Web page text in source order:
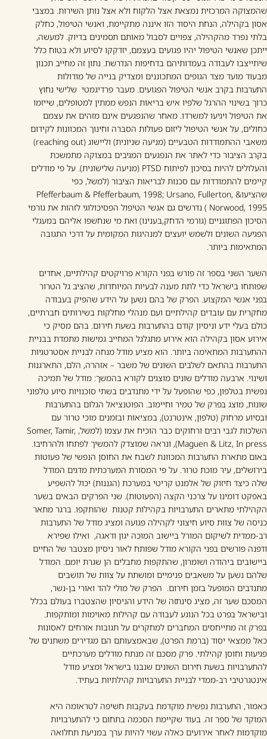
שהמצוקה המרכזית נמצאת אצל הלקוח ולא אצל נותן השירות. במצבי
אסון בקהילה, הנחת היסוד הזו איננה מתקיימת, ואנשי הטיפול, כחלק
בלתי נפרד מהקהילה, צפויים לסבול מאותם תסמינים בדיוק. למעשה,
ייתכן שאנשי הטיפול יהיו פגועים בעצמם, יזדקקו לסיוע ולא בטוח כלל
שיתייצבו לעבודה בעמדותיהם בדחיפות הנדרשת. נתון זה מחייב תכנון
מבעוד מועד מצד הגופים המתכוננים ומצדיק בנייה של מודולות
התערבות בקרב אנשי הטיפול הפגועים. מעבר פרדיגמטי שלישי נחוץ
כרוך בשינוי ההרגל שלפיו איש בריאות הנפש ממתין למטופלים, שייזמו
את הטיפול ויגיעו למשרדו. מאחר שהנפגעים אינם מזהים את עצמם
כחולים, על אנשי הטיפול ליזום פעולות הסברה וחינוך המכוונות לקידום
משאבי ההתמודדות הטבעיים (מניעה שניונית) וליישוג (reaching out)
בקרב הציבור כדי לאתר את הנפגעים המגיבים במצוקה מתמשכת
והעלולים להיות בסיכון לפיתוח PTSD (מניעה שלישונית). על פי מודלים
קיימים להתמודדות עם סכנות לבריאות הציבור (למשל, כפי
שהציעוPfefferbaum & Pfefferbaum, 1998; Ursano, Fullerton, &
Norwood, 1995 ) נדרשים גם אנשי הטיפול הפסיכולוגי לזהות את גורמי
הסיכון הפתוגניים (גורמי הדחק,בענינו) ואת מי שנחשפו אליהם במעגלי
הפגיעה השונים ולשמש יועצים למנהיגות המקומית על דרכי התגובה
המתאימות ביותר.
השער השני בספר זה פורש בפני הקורא פרויקטים קהילתיים, אחדים
שפותחו בישראל כדי לתת מענה לבעיות המיוחדות, שהציב גל הטרור
בפני אנשי המקצוע. הפרק של בהם נשען על הידע שהפיק בעבודה
מחקרית עם עובדים קהילתיים ועם מנהלי מחלקות בשירותים חברתיים,
כולם בעלי ידע וניסיון קודם בהתערבות בשעת חירום. בהם מסיק כי
אירוע אסון בקהילה הוא אירוע מתגלגל המחייב גמישות מתמדת בבניית
ההתערבות המתאימה ביותר. הוא מציע מודל מנחה לבניית אסטרטגיות
התערבות בהתאם לשלבים השונים של משבר – אזהרה, הלם, התארגנות
ושינוי. ארבעה מודלים שונים מוצגים לקורא בהמשך: מודל של תמיכה
נפשית בטלפון, כפי שהופעל על ידי מתנדבים בשתי סוכנויות סיוע טלפוני
שונות, מוצג בפרק של טמיר וחיימוב. הפוטנציאל הגלום בהתערבות
ובסיוע מרחוק (טלפון, אינטרנט), במציאות ובזמנים מוכי טרור עם
השלכות לגבי רבים ורחוקים כבר הוכיח את עצמו (למשל, Somer, Tamir,
Maguen & Litz, In press), ונראה שמוצדק להמשיך לפתחו ולהרחיבו.
באום מתארת התערבות המכוונת לשבח את החוסן הנפשי של פעוטות
בירושלים, עיר מוכת טרור. על פי המסורת המערכתית מדגים המודל
שלה כיצד חיזוק של אלמנט קריטי במערכת (הגננות) יכול להשפיע
באפקט דומינו על צרכני הקצה (הפעוטות). שני הפרקים הבאים בשער
הקהילתי מתארים התערבויות בקהילות קטנות שהותקפו. ברגר מתאר
כניסה של צוות סיוע חיצוני לקהילה פגועה ומציג מודל של התערבות
רב-ממדית לשיקום המורל ביישוב המוכה יגון ודאגה, ואילו שפירא
ודפנה פורשים בפני הקורא מודל שפותח לאור ניסיון מצטבר של החיים
ביישובים ביהודה ושומרון, שהתקפות מחבלים הן שגרת יומם. המודל
שלהם נשען על משאבים פנימיים ומושתת על צוות של תושבים
מתנדבים המופעל בזמן חירום. הפרק של מולי להד ואורי בן-נשר,
המסכם שער זה, מציג סינתזה של הידע והניסיון שהצטברו בעולם בכלל
ובישראל בפרט בכל הנוגע לעבודה עם קהילות מאוימות ומותקפות.
בפרק זה מתייחסים המחברים למחקרים על תגובות אזרחים לאסונות
כאל ממצאי יסוד (ברמת הפרט), שבאמצעותם הם מגדירים משתנים של
פגיעות וחוסן קהילתי. פרק מסכם זה מנתח מודלים מערכתיים
להתערבויות בשעת חירום השונים שנבנו בישראל ומציע מודל
אינטגרטיבי רב-ממדי לבניית התערבויות קהילתיות בעתיד.
כאמור, התערבות נפשית מוקדמת בעקבות חשיפה לטראומה היא
המוקד של ספר זה. בעוד שקיימת הסכמה בתחום כי להתערבויות
מוקדמות לאחר אירועים כאלה עשוי להיות ערך במניעת תחלואה